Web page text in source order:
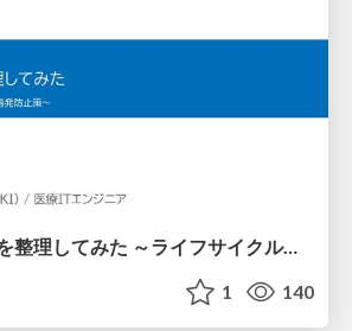
ITヒヤリハットを整理してみた ～ライフサイクルと原因から考える再発防止策～
1 140